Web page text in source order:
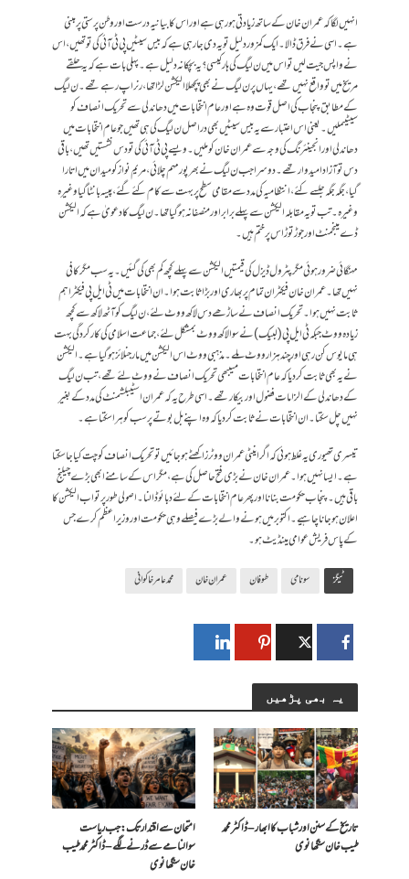
انہیں لگا کہ عمران خان کے ساتھ زیادتی ہو رہی ہے اور اس کا بیانیہ درست اوروطن پرستی پر مبنی
ہے۔ اسی نے فرق ڈالا۔ ایک کمزور دلیل تو یہ دی جا رہی ہے کہ بیس سیٹیں پی ٹی آئی کی تو تھیں، اس
نے واپس جیت لیں تو اس میں ن لیگ کی ہار کیسی؟یہ بچکانہ دلیل ہے۔ پہلی بات ہے کہ یہ حلقے
مریخ میں تو واقع نہیں تھے، یہاں پرن لیگ نے بھی پچھلا الیکشن لڑا تھا ، رنر اپ رہے تھے ۔ ن لیگ
کے مطابق پنجاب کی اصل قوت وہ ہے اورعام انتخابات میں دھاندلی سے تحریک انصاف کو
سیٹیںملیں۔ یعنی اس اعتبار سے یہ بیس سیٹیں بھی دراصل ن لیگ کی ہی تھیں جو عام انتخابات میں
دھاندلی اور انجینئرنگ کی وجہ سے عمران خان کو ملیں۔ویسے پی ٹی آئی کی تو دس نشستیں تھیں، باقی
دس تو آزاد امیدوار تھے۔ دوسرا جب ن لیگ نے بھرپور مہم چلائی، مریم نواز کو میدان میں اتارا
گیا، جگہ جگہ جلسے کئے ، انتظامیہ کی مدد سے مقامی سطح پر بہت سے کام کئے گئے، پیسہ بانٹا گیا وغیرہ
وغیرہ۔ تب تو یہ مقابلہ الیکشن سے پہلے برابر اور منصفانہ ہوگیا تھا۔ ن لیگ کا دعویٰ ہے کہ الیکشن
ڈے مینجمنٹ اور جوڑتوڑ اس پر ختم ہیں۔
مہنگائی ضرور ہوئی مگر پٹرول ڈیزل کی قیمتیں الیکشن سے پہلے کچھ کم بھی کی گئیں۔ یہ سب مگر کافی
نہیں تھا۔ عمران خان فیکٹر ان تمام پر بھاری اور بڑا ثابت ہوا۔ ان انتخابات میں ٹی ایل پی فیکٹر اہم
ثابت نہیں ہوا۔ تحریک انصاف نے ساڑھے دس لاکھ ووٹ لئے، ن لیگ کو آٹھ لاکھ سے کچھ
زیادہ ووٹ جبکہ ٹی ایل پی (لبیک)نے سوالاکھ ووٹ بمشکل لئے، جماعت اسلامی کی کارکردگی بہت
ہی مایوس کن رہی اور چند ہزارووٹ ملے ۔مذہبی ووٹ اس الیکشن میں مارجنلائز ہوگیا ہے۔ الیکشن
نے یہ بھی ثابت کر دیا کہ عام انتخابات میںبھی تحریک انصاف نے ووٹ لئے تھے، تب ن لیگ
کے دھاندلی کے الزامات فضول اور بیکار تھے ۔ اسی طرح یہ کہ عمران اسٹیبلشمنٹ کی مدد کے بغیر
نہیں چل سکتا۔ ان انتخابات نے ثابت کر دیا کہ وہ اپنے بل بوتے پر سب کو ہرا سکتا ہے۔
تیسری تھیوری یہ غلط ہوئی کہ اگر اینٹی عمران ووٹرز اکھٹے ہوجائیں تو تحریک انصاف کو چت کیا جا سکتا
ہے۔ ایسا نہیں ہوا۔ عمران خان نے بڑی فتح حاصل کی ہے، مگر اس کے سامنے ابھی بڑے چیلنج
باقی ہیں۔ پنجاب حکومت بنانا اور پھر عام انتخابات کے لئے دبائو ڈالنا۔ اصولی طور پر تو اب الیکشن کا
اعلان ہوجانا چاہیے۔ اکتوبر میں ہونے والے بڑے فیصلے وہی حکومت اور وزیراعظم کرے جس
کے پاس فریش عوامی مینڈیٹ ہو۔
ٹیگز سونامی طوفان عمران خان محمد عامر خاکوانی
یہ بھی پڑھیں
تاریخ کے سنن اور شباب کا ابھار – ڈاکٹر محمد
طیب خان سنگھانوی
امتحان سے اقتدار تک: جب ریاست
سوالنامے سے ڈرنے لگے – ڈاکٹر محمد طیب
خان سنگھانوی